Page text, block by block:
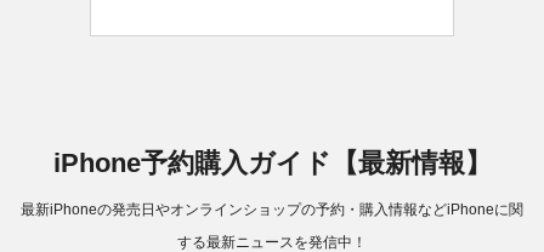
iPhone予約購入ガイド【最新情報】
最新iPhoneの発売日やオンラインショップの予約・購入情報などiPhoneに関
する最新ニュースを発信中！